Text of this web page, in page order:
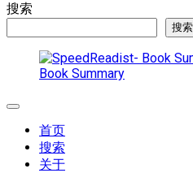
搜索
搜索
Book Summary
展
首页
搜索
关于